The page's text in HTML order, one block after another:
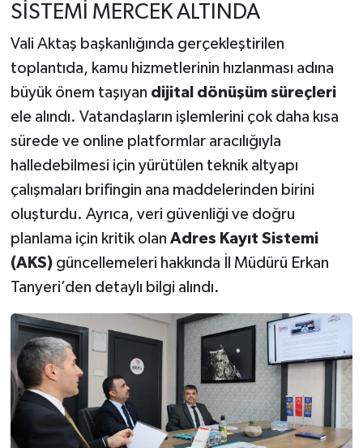
SİSTEMİ MERCEK ALTINDA
Vali Aktaş başkanlığında gerçekleştirilen
toplantıda, kamu hizmetlerinin hızlanması adına
büyük önem taşıyan dijital dönüşüm süreçleri
ele alındı. Vatandaşların işlemlerini çok daha kısa
sürede ve online platformlar aracılığıyla
halledebilmesi için yürütülen teknik altyapı
çalışmaları brifingin ana maddelerinden birini
oluşturdu. Ayrıca, veri güvenliği ve doğru
planlama için kritik olan Adres Kayıt Sistemi
(AKS)güncellemeleri hakkında İl Müdürü Erkan
Tanyeri’den detaylı bilgi alındı.